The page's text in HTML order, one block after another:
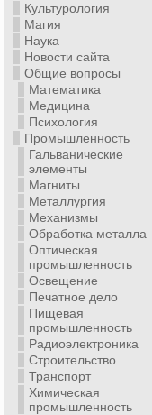
Культурология
Магия
Наука
Новости сайта
Общие вопросы
Математика
Медицина
Психология
Промышленность
Гальванические
элементы
Магниты
Металлургия
Механизмы
Обработка металла
Оптическая
промышленность
Освещение
Печатное дело
Пищевая
промышленность
Радиоэлектроника
Строительство
Транспорт
Химическая
промышленность